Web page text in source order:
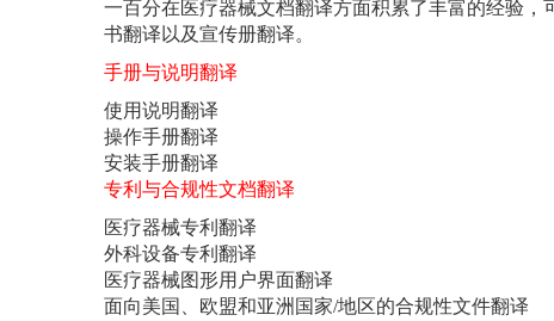
一百分在医疗器械文档翻译方面积累了丰富的经验
书翻译以及宣传册翻译。
手册与说明翻译
使用说明翻译
操作手册翻译
安装手册翻译
专利与合规性文档翻译
医疗器械专利翻译
外科设备专利翻译
医疗器械图形用户界面翻译
面向美国、欧盟和亚洲国家/地区的合规性文件翻译